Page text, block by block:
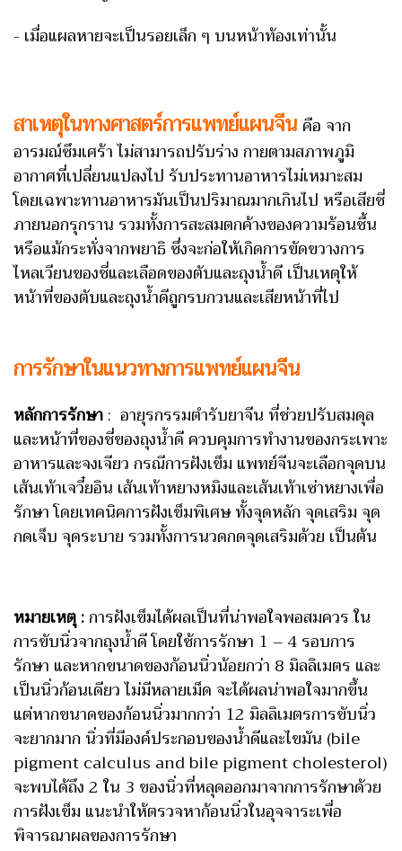
- เมื่อแผลหายจะเป็นรอยเล็ก ๆ บนหน้าท้องเท่านั้น
สาเหตุในทางศาสตร์การแพทย์แผนจีน คือ จาก
อารมณ์ซึมเศร้า ไม่สามารถปรับร่าง กายตามสภาพภูมิ
อากาศที่เปลี่ยนแปลงไป รับประทานอาหารไม่เหมาะสม
โดยเฉพาะทานอาหารมันเป็นปริมาณมากเกินไป หรือเสียชี่
ภายนอกรุกราน รวมทั้งการสะสมตกค้างของความร้อนชื้น
หรือแม้กระทั่งจากพยาธิ ซึ่งจะก่อให้เกิดการขัดขวางการ
ไหลเวียนของชี่และเลือดของตับและถุงน้ำดี เป็นเหตุให้
หน้าที่ของตับและถุงน้ำดีถูกรบกวนและเสียหน้าที่ไป
การรักษาในแนวทางการแพทย์แผนจีน
หลักการรักษา: อายุรกรรมตำรับยาจีน ที่ช่วยปรับสมดุล
และหน้าที่ของชี่ของถุงน้ำดี ควบคุมการทำงานของกระเพาะ
อาหารและจงเจียว กรณีการฝังเข็ม แพทย์จีนจะเลือกจุดบน
เส้นเท้าเจวี๋ยอิน เส้นเท้าหยางหมิงและเส้นเท้าเซ่าหยางเพื่อ
รักษา โดยเทคนิคการฝังเข็มพิเศษ ทั้งจุดหลัก จุดเสริม จุด
กดเจ็บ จุดระบาย รวมทั้งการนวดกดจุดเสริมด้วย เป็นต้น
หมายเหตุ :การฝังเข็มได้ผลเป็นที่น่าพอใจพอสมควร ใน
การขับนิ่วจากถุงน้ำดี โดยใช้การรักษา 1 – 4 รอบการ
รักษา และหากขนาดของก้อนนิ่วน้อยกว่า 8 มิลลิเมตร และ
เป็นนิ่วก้อนเดียว ไม่มีหลายเม็ด จะได้ผลน่าพอใจมากขึ้น
แต่หากขนาดของก้อนนิ่วมากกว่า 12 มิลลิเมตรการขับนิ่ว
จะยากมาก นิ่วที่มีองค์ประกอบของน้ำดีและไขมัน (bile
pigment calculus and bile pigment cholesterol)
จะพบได้ถึง 2 ใน 3 ของนิ่วที่หลุดออกมาจากการรักษาด้วย
การฝังเข็ม แนะนำให้ตรวจหาก้อนนิ่วในอุจจาระเพื่อ
พิจารณาผลของการรักษา